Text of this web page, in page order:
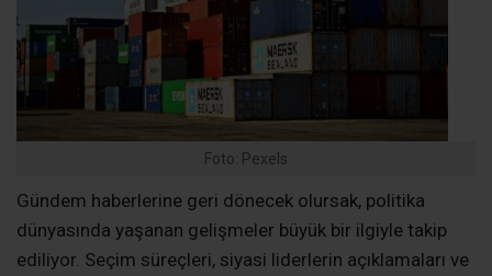
Foto: Pexels
Gündem haberlerine geri dönecek olursak, politika
dünyasında yaşanan gelişmeler büyük bir ilgiyle takip
ediliyor. Seçim süreçleri, siyasi liderlerin açıklamaları ve